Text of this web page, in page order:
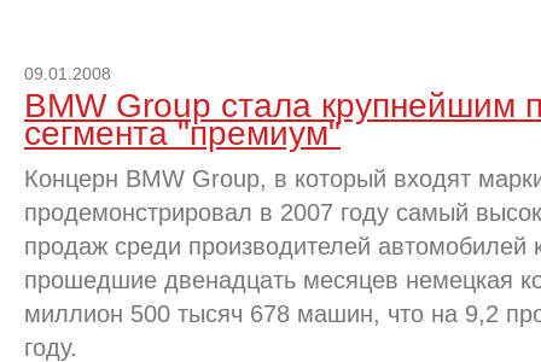
09.01.2008
BMW Group стала крупнейшим
сегмента "премиум"
Концерн BMW Group, в который входят
продемонстрировал в 2007 году самый
продаж среди производителей автомобилей
прошедшие двенадцать месяцев немецкая
миллион 500 тысяч 678 машин, что на 9,2
году.